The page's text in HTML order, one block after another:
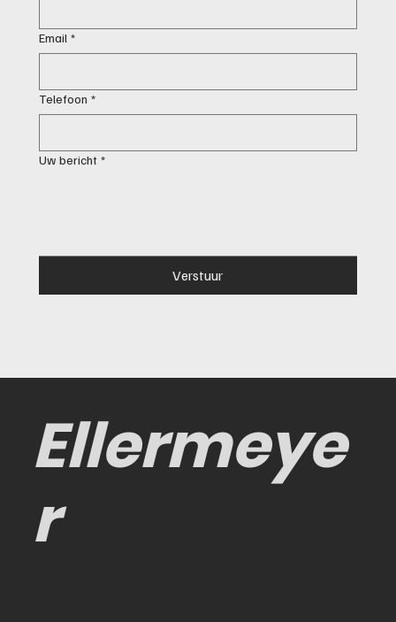
Email *
Telefoon *
Uw bericht *
Verstuur
Ellermeye
r